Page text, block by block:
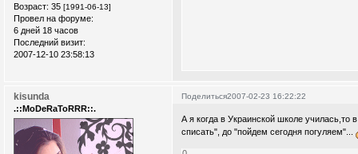
Возраст: 35 [1991-06-13]
Провел на форуме:
6 дней 18 часов
Последний визит:
2007-12-10 23:58:13
Поделиться2007-02-23 16:22:22
kisunda
.::MoDeRaToRRR::.
А я когда в Украинской школе
списать", до "пойдем сегодня погуляем"...